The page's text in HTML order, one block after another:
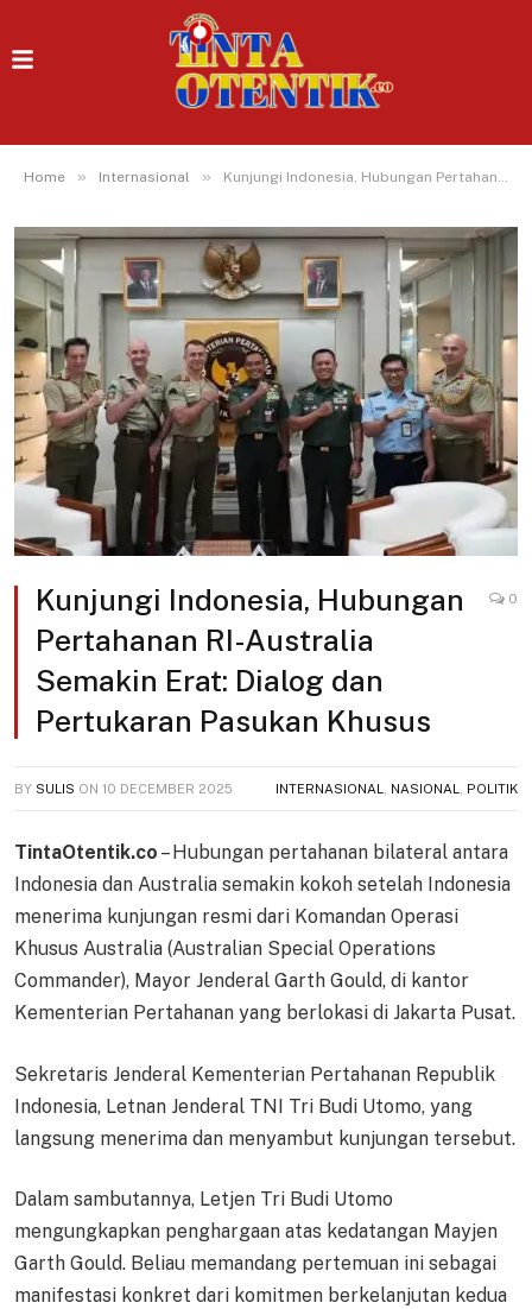
Home » Internasional » Kunjungi Indonesia, Hubungan Pertahanan RI-Australia Semakin Erat: Dialog dan Pertukaran Pasukan Khusus
Kunjungi Indonesia, Hubungan
Pertahanan RI-Australia
Semakin Erat: Dialog dan
Pertukaran Pasukan Khusus
0
BY SULIS ON 10 DECEMBER 2025 INTERNASIONAL NASIONAL POLITIK
TintaOtentik.co – Hubungan pertahanan bilateral antara
Indonesia dan Australia semakin kokoh setelah Indonesia
menerima kunjungan resmi dari Komandan Operasi
Khusus Australia (Australian Special Operations
Commander), Mayor Jenderal Garth Gould, di kantor
Kementerian Pertahanan yang berlokasi di Jakarta Pusat.
Sekretaris Jenderal Kementerian Pertahanan Republik
Indonesia, Letnan Jenderal TNI Tri Budi Utomo, yang
langsung menerima dan menyambut kunjungan tersebut.
Dalam sambutannya, Letjen Tri Budi Utomo
mengungkapkan penghargaan atas kedatangan Mayjen
Garth Gould. Beliau memandang pertemuan ini sebagai
manifestasi konkret dari komitmen berkelanjutan kedua